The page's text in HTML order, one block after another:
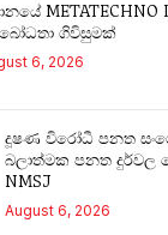
ගිවිසුමක්
6, 2026
දූෂණ විරෝධී පනත
බලාත්මක පනත
NMSJ
August 6, 2026